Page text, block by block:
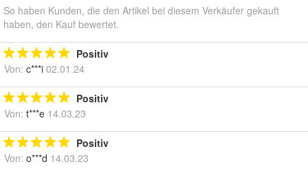
So haben Kunden, die den Artikel bei diesem Verkäufer gekauft
haben, den Kauf bewertet.
Positiv
Von: c***i 02.01.24
Positiv
Von: t***e 14.03.23
Positiv
Von: o***d 14.03.23